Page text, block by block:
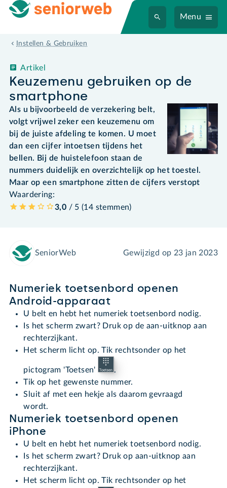
Menu
Instellen & Gebruiken
Keuzemenu gebruiken op de
smartphone
Artikel
Als u bijvoorbeeld de verzekering belt,
volgt vrijwel zeker een keuzemenu om
bij de juiste afdeling te komen. U moet
dan een cijfer intoetsen tijdens het
bellen. Bij de huistelefoon staan de
nummers duidelijk en overzichtelijk op het toestel.
Maar op een smartphone zitten de cijfers verstopt
Waardering:
3,0 / 5 (14 stemmen)
SeniorWeb Gewijzigd op 23 jan 2023
Numeriek toetsenbord openen
Android-apparaat
U belt en hebt het numeriek toetsenbord nodig.
Is het scherm zwart? Druk op de aan-uitknop aan
rechterzijkant.
Het scherm licht op. Tik rechtsonder op het
pictogram 'Toetsen'
.
Tik op het gewenste nummer.
Sluit af met een hekje als daarom gevraagd
wordt.
Numeriek toetsenbord openen
iPhone
U belt en hebt het numeriek toetsenbord nodig.
Is het scherm zwart? Druk op aan-uitknop aan
rechterzijkant.
Het scherm licht op. Tik rechtsonder op het